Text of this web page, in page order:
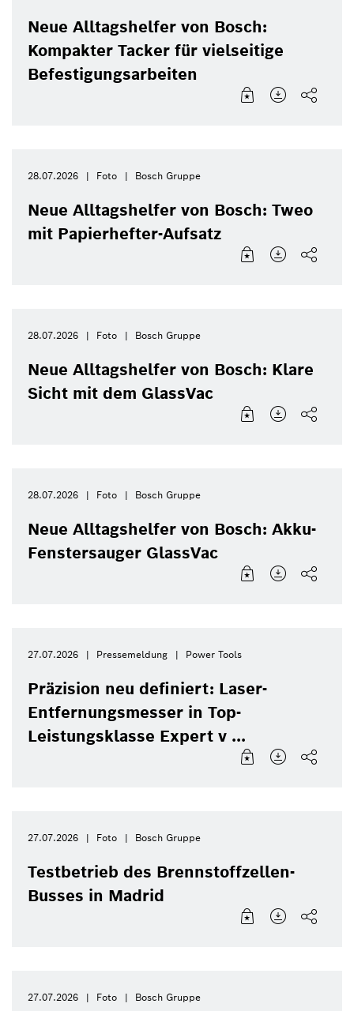
Neue Alltagshelfer von Bosch:
Kompakter Tacker für vielseitige
Befestigungsarbeiten
28.07.2026 Foto Bosch Gruppe
Neue Alltagshelfer von Bosch: Tweo
mit Papierhefter-Aufsatz
28.07.2026 Foto Bosch Gruppe
Neue Alltagshelfer von Bosch: Klare
Sicht mit dem GlassVac
28.07.2026 Foto Bosch Gruppe
Neue Alltagshelfer von Bosch: Akku-
Fenstersauger GlassVac
27.07.2026 Pressemeldung Power Tools
Präzision neu definiert: Laser-
Entfernungsmesser in Top-
Leistungsklasse Expert v ...
27.07.2026 Foto Bosch Gruppe
Testbetrieb des Brennstoffzellen-
Busses in Madrid
27.07.2026 Foto Bosch Gruppe